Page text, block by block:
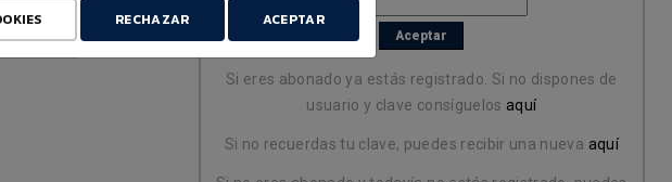
OVIEDO
Si eres abonado ya estás registrado. Si no dispones de
usuario y clave consíguelos aquí
Si no recuerdas tu clave, puedes recibir una nueva aquí
RECHAZAR ACEPTAR